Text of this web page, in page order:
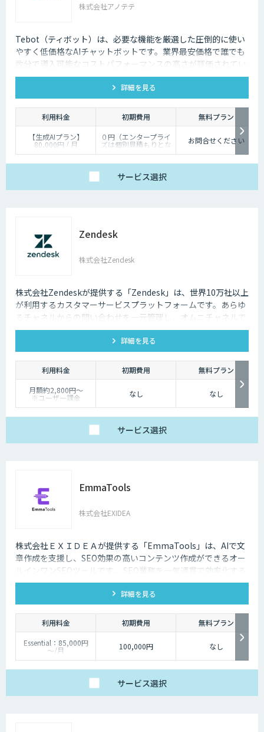
株式会社アノテテ
Tebot（ティボット）は、必要な機能を厳選した圧倒的に使い
やすく低価格なAIチャットボットです。業界最安価格で誰でも
数分で導入可能なコストパフォーマンスの高さが評価されてい
ます。ユーザーの自己解決促進や顧客ニーズの収集、リード獲
得を今すぐ実現。14日間無料でお試しいただけます。
詳細を見る
利用料金 初期費用
無料プラン
【生成AIプラン】
80,000円 / 月
【Q&Aプラン】45,000
【エンタープライズ】
個別見積もり / 月
０円（エンタープライ
ズは個別見積もりとな
ります）
お問合せください
サービス選択
Zendesk
株式会社Zendesk
株式会社Zendeskが提供する「Zendesk」は、世界10万社以上
が利用するカスタマーサービスプラットフォームです。あらゆ
るチャネルからの問い合わせを一元管理し、オムニチャネルで
一貫性のある優れた顧客体験を実現できます。
詳細を見る
利用料金 初期費用
無料プラン
月額約2,800円〜
※ユーザー課金 なし なし
サービス選択
EmmaTools
株式会社EXIDEA
株式会社ＥＸＩＤＥＡが提供する「EmmaTools」は、AIで文
章作成を支援し、SEO効果の高いコンテンツ作成ができるオー
ルインワンSEOツールです。 SEO業務を一気通貫で効率化する
ことができ、生成AIを活用してSEO対策を進めていきたい、効
率化していきたい方におすすめです。
詳細を見る
利用料金 初期費用
無料プラン
Essential：85,000円
～/月
最低利用価格は年間払
料金プランが異なりま
すので、お気軽にお問
い合せください。
100,000円 なし
サービス選択